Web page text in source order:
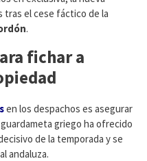
tras el cese fáctico de la
.
fichar a
en los despachos es asegurar
guardameta griego ha ofrecido
de la temporada y se
andaluza.